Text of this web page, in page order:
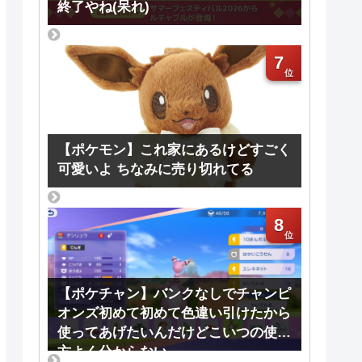
終了やね(呆れ)
7
【ポケモン】これ家にあるけどすごく
可愛いよ ちなみに売り切れてる
8
【ポケチャン】バンクなしでチャンピ
オンズ初めて初めて色違い引けたから
使ってあげたいんだけどこいつの使い
方よく分からない…